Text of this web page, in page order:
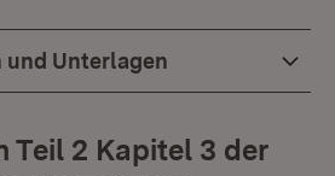
und Unterlagen
Teil 2 Kapitel 3 der